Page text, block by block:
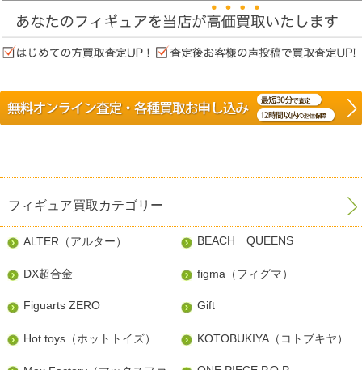
フィギュア買取カテゴリー
ALTER（アルター） BEACH QUEENS
DX超合金 figma（フィグマ）
Figuarts ZERO Gift
Hot toys（ホットトイズ） KOTOBUKIYA（コトブキヤ）